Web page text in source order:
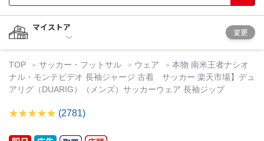
マイストア
変更
TOP サッカー・フットサル ウェア
本物 南米王者ナシオ
ナル・モンテビデオ 長袖ジャージ 古着 サッカー 楽天市場】デュ
アリグ（DUARIG）（メンズ）サッカーウェア 長袖ジップ
(2781)